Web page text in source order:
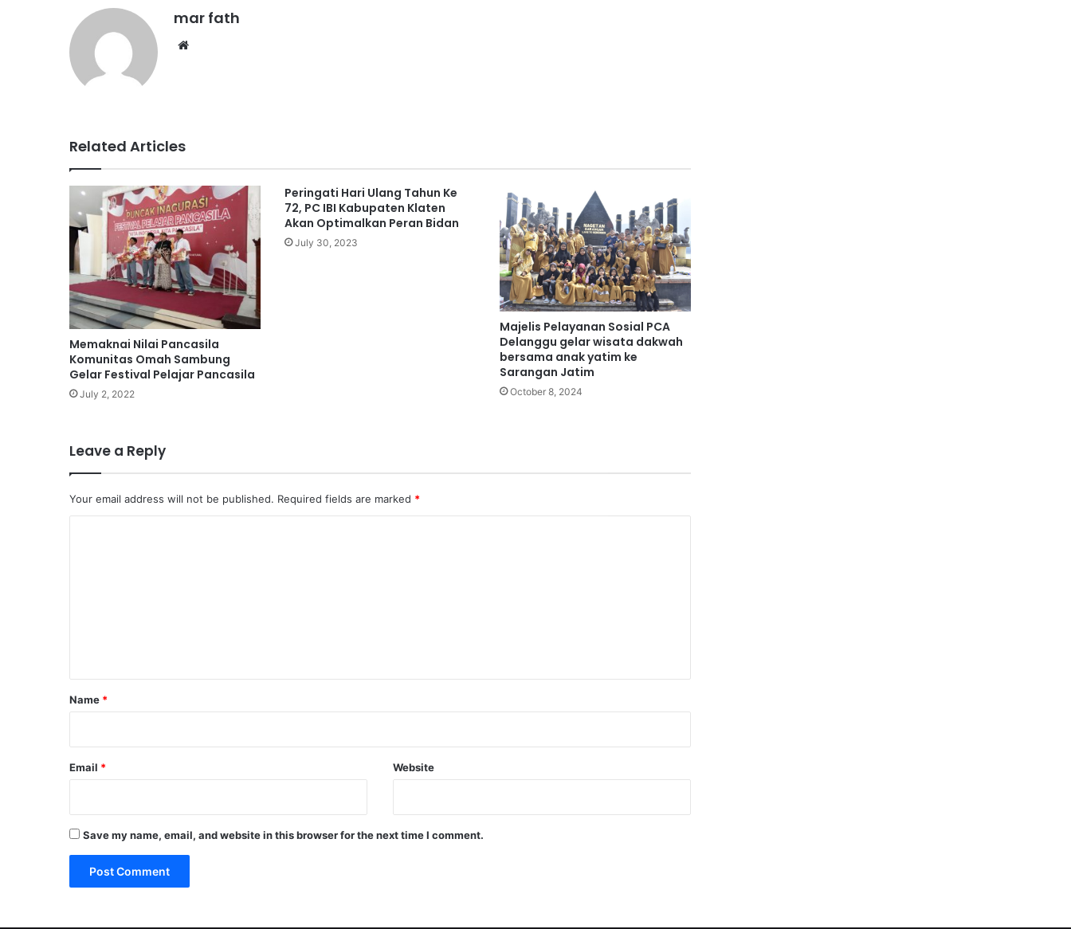
mar fath
Related Articles
Memaknai Nilai Pancasila
Komunitas Omah Sambung
Gelar Festival Pelajar Pancasila
July 2, 2022
Peringati Hari Ulang Tahun Ke
72, PC IBI Kabupaten Klaten
Akan Optimalkan Peran Bidan
July 30, 2023
Majelis Pelayanan Sosial PCA
Delanggu gelar wisata dakwah
bersama anak yatim ke
Sarangan Jatim
October 8, 2024
Leave a Reply
Your email address will not be published. Required fields are marked *
Name *
Email * Website
Save my name, email, and website in this browser for the next time I comment.